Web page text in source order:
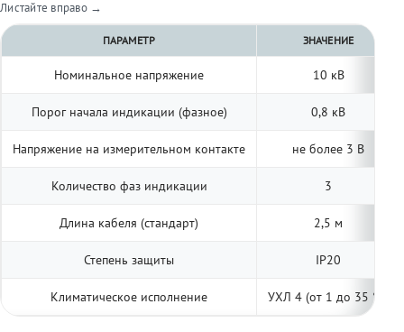
Листайте вправо →
ПАРАМЕТР ЗНАЧЕНИЕ
Номинальное напряжение 10 кВ
Порог начала индикации (фазное) 0,8 кВ
Напряжение на измерительном контакте не более 3 В
Количество фаз индикации 3
Длина кабеля (стандарт) 2,5 м
Степень защиты IP20
Климатическое исполнение УХЛ 4 (от 1 до 35 °С)